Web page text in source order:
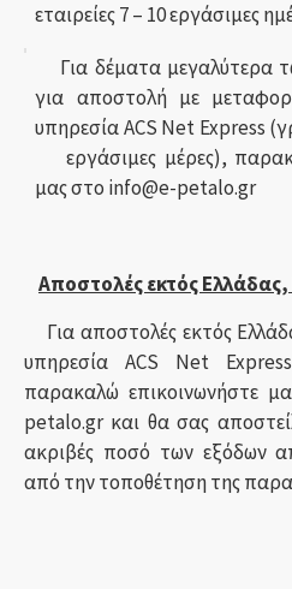
εταιρείες 7 – 10 εργάσιμες
Για δέματα μεγαλύτερα
για αποστολή με
υπηρεσία ACS Net
εργάσιμες μέρες),
μας στο info@e-petalo.gr
Αποστολές εκτός
Για αποστολές εκτός
υπηρεσία ACS Net
παρακαλώ επικοινωνήστε
petalo.gr και θα σας
ακριβές ποσό των εξόδων
από την τοποθέτηση της